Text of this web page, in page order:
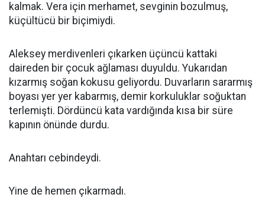
kalmak. Vera için merhamet, sevginin bozulmuş,
küçültücü bir biçimiydi.
Aleksey merdivenleri çıkarken üçüncü kattaki
daireden bir çocuk ağlaması duyuldu. Yukarıdan
kızarmış soğan kokusu geliyordu. Duvarların sararmış
boyası yer yer kabarmış, demir korkuluklar soğuktan
terlemişti. Dördüncü kata vardığında kısa bir süre
kapının önünde durdu.
Anahtarı cebindeydi.
Yine de hemen çıkarmadı.